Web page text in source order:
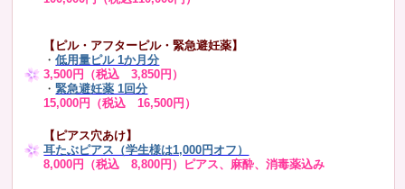
【ピル・アフターピル・緊急避妊薬】
・低用量ピル 1か月分
3,500円（税込 3,850円）
・緊急避妊薬 1回分
15,000円（税込 16,500円）
【ピアス穴あけ】
耳たぶピアス（学生様は1,000円オフ）
8,000円（税込 8,800円）ピアス、麻酔、消毒薬込み